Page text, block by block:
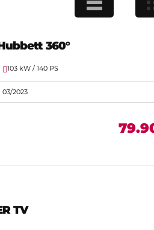
360°
103 kW / 140 PS
03/2023
TV